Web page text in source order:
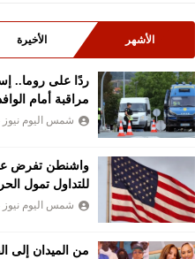
الأشهر الأخيرة
ردًا على روما..
مراقبة أمام
شمس اليوم نيوز 24
واشنطن تفرض
للتداول تمول
شمس اليوم نيوز 24
من الميدان إلى